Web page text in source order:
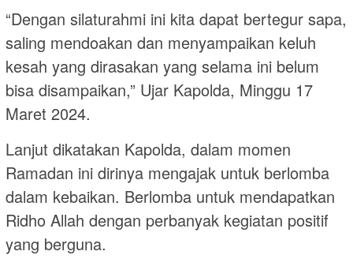
“Dengan silaturahmi ini kita dapat bertegur sapa,
saling mendoakan dan menyampaikan keluh
kesah yang dirasakan yang selama ini belum
bisa disampaikan,” Ujar Kapolda, Minggu 17
Maret 2024.
Lanjut dikatakan Kapolda, dalam momen
Ramadan ini dirinya mengajak untuk berlomba
dalam kebaikan. Berlomba untuk mendapatkan
Ridho Allah dengan perbanyak kegiatan positif
yang berguna.